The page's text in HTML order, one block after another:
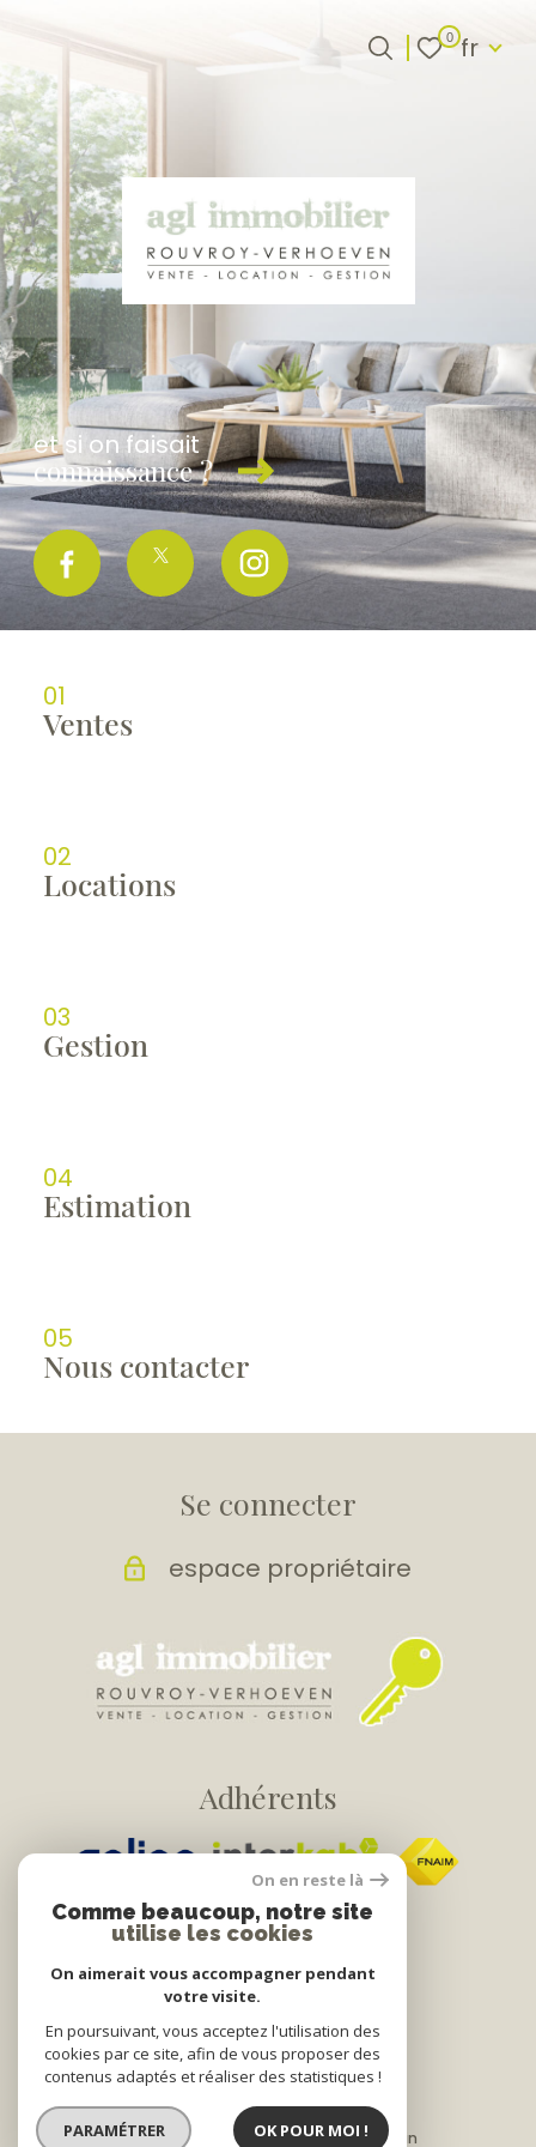
0 Langue
fr
Accueil fr
et si on faisait
connaissance ?
01
ventes
02
locations
03
gestion
04
estimation
05
nous contacter
Se connecter
espace propriétaire
Adhérents
© 2022
Tous droits réservés
Traduction powered by Google
Mentions légales Partenaires Admin
On en reste là
Comme beaucoup, notre site
utilise les cookies
On aimerait vous accompagner pendant
votre visite.
En poursuivant, vous acceptez l'utilisation des
cookies par ce site, afin de vous proposer des
contenus adaptés et réaliser des statistiques !
PARAMÉTRER OK POUR MOI !